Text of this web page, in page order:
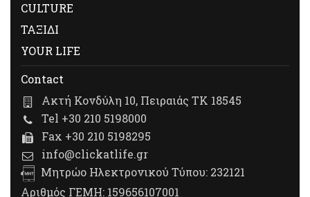
CULTURE
ΤΑΞΙΔΙ
YOUR LIFE
Contact
Ακτή Κονδύλη 10, Πειραιάς ΤΚ 18545
Tel +30 210 5198000
Fax +30 210 5198295
info@clickatlife.gr
Μητρώο Ηλεκτρονικού Τύπου: 232121
Αριθμός ΓΕΜΗ: 159656107001